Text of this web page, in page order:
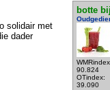
botte
90.824
OTindex:
39.090
solidair met
dader